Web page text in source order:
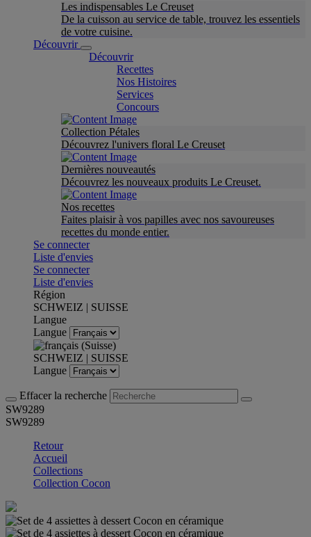
Les indispensables Le Creuset
De la cuisson au service de table, trouvez les essentiels
de votre cuisine.
Découvrir
Découvrir
Recettes
Nos Histoires
Services
Concours
Collection Pétales
Découvrez l'univers floral Le Creuset
Dernières nouveautés
Découvrez les nouveaux produits Le Creuset.
Nos recettes
Faites plaisir à vos papilles avec nos savoureuses
recettes du monde entier.
Se connecter
Liste d'envies
Se connecter
Liste d'envies
Région
SCHWEIZ | SUISSE
Langue
Langue
SCHWEIZ | SUISSE
Langue
Effacer la recherche
SW9289
SW9289
Retour
Accueil
Collections
Collection Cocon